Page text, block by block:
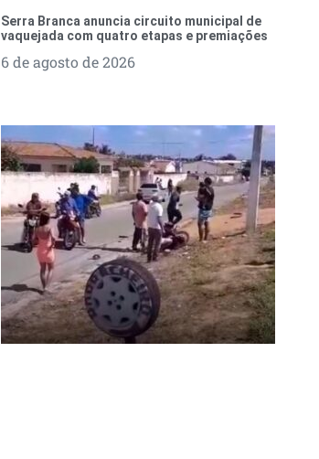
Serra Branca anuncia circuito municipal de
vaquejada com quatro etapas e premiações
6 de agosto de 2026